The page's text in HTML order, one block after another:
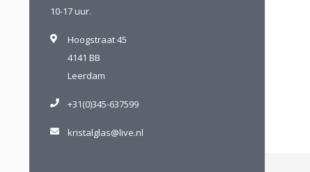
10-17 uur.
Hoogstraat 45
4141 BB
Leerdam
+31(0)345-637599
kristalglas@live.nl